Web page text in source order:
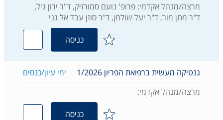
מרצה/מנהל אקדמי: פרופ' נועם סמורזיק, ד"ר ירון גיל,
ד"ר מתן מור, ד"ר יעל שולמן, ד"ר סוזן עבד אל גני
כניסה
גנטיקה מעשית ברפואת הפריון 1/2026
ימי עיון/כנסים
מרצה/מנהל אקדמי:
כניסה